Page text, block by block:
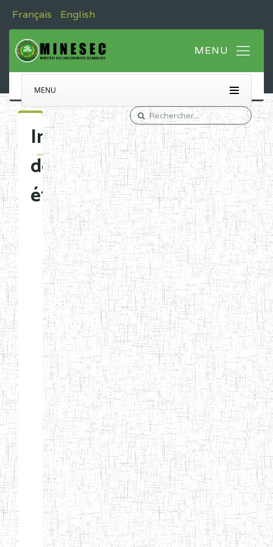
Français English
MENU
Immatriculation
des
établissements
Etablissements
d'enseignement
normal
ENI
Chercher:
Effacer les filtres
Denomination
Type